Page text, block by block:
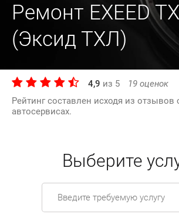
Ремонт EXEED
(Эксид ТХЛ)
4,9 из 5 19 оценок
Рейтинг составлен исходя из отзывов
автосервисах.
Выберите